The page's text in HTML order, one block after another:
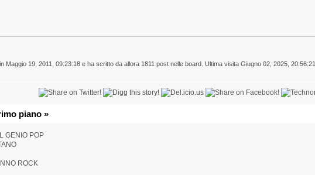
Maggio 19, 2011, 09:23:18 e ha scritto da allora 1811 post nelle board. Ultima visita Giugno 02, 2025, 20:56:21.
piano »
GENIO POP
ROCK